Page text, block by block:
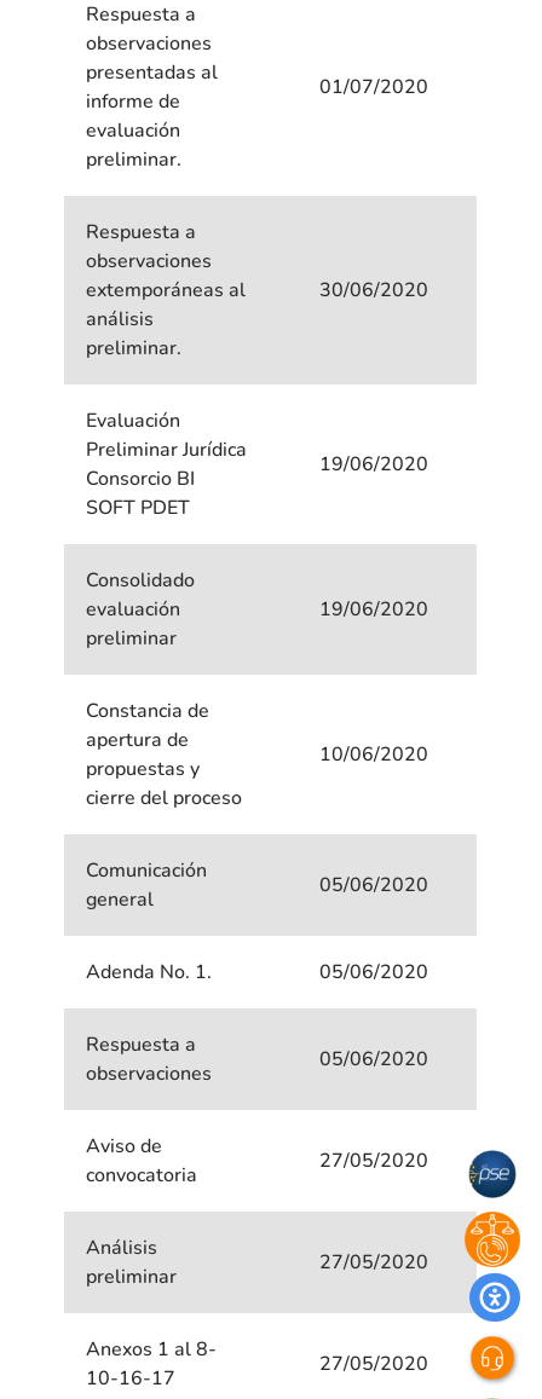
Respuesta a
observaciones
presentadas al
informe de
evaluación
preliminar.
01/07/2020
Respuesta a
observaciones
extemporáneas al
análisis
preliminar.
30/06/2020
Evaluación
Preliminar Jurídica
Consorcio BI
SOFT PDET
19/06/2020
Consolidado
evaluación
preliminar
19/06/2020
Constancia de
apertura de
propuestas y
cierre del proceso
10/06/2020
Comunicación
general
05/06/2020
Adenda No. 1. 05/06/2020
Respuesta a
observaciones
05/06/2020
Aviso de
convocatoria
27/05/2020
Análisis
preliminar
27/05/2020
Anexos 1 al 8-
10-16-17
27/05/2020